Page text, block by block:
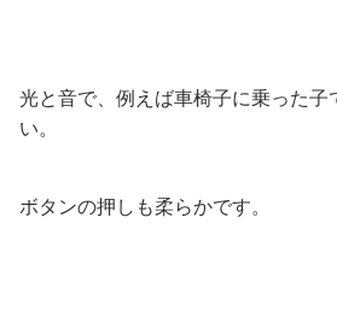
光と音で、例えば車椅子に乗った子
い。
ボタンの押しも柔らかです。